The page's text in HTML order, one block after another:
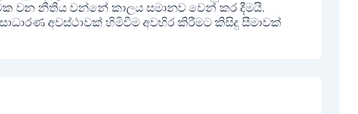
වන නීතිය වන්නේ කාලය සමානව වෙන් කර දීමයි.
අවස්ථාවක් හිමිවීම අවහිර කිරීමට කිසිදු සීමාවක්